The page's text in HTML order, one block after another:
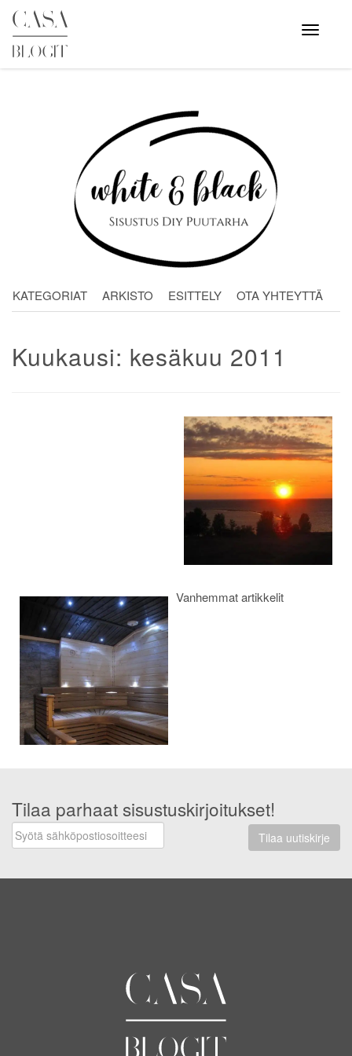
Skip
content
Avaa
valikko
KATEGORIAT ARKISTO ESITTELY OTA YHTEYTTÄ
Kuukausi: kesäkuu 2011
Vanhemmat artikkelit
Tilaa parhaat sisustuskirjoitukset!
Tilaa uutiskirje